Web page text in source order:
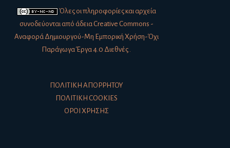
Όλες οι πληροφορίες και αρχεία
συνοδεύονται από άδεια Creative Commons -
Αναφορά Δημιουργού-Μη Εμπορική Χρήση-Όχι
Παράγωγα Έργα 4.0 Διεθνές .
ΠΟΛΙΤΙΚΉ ΑΠΟΡΡΉΤΟΥ
ΠΟΛΙΤΙΚΉ COOKIES
ΌΡΟΙ ΧΡΉΣΗΣ